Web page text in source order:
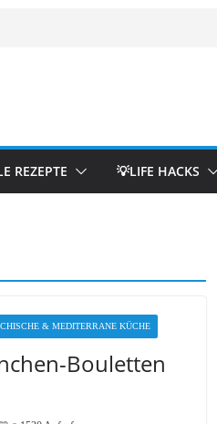
REZEPTE 💡LIFE HACKS
& MEDITERRANE KÜCHE
Bouletten